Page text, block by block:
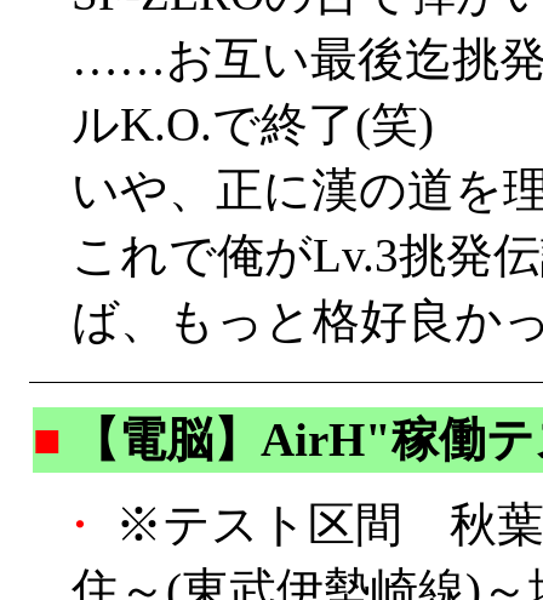
……お互い最後迄挑
ルK.O.で終了(笑)
いや、正に漢の道を
これで俺がLv.3挑発
ば、もっと格好良
■
【電脳】AirH"稼働
・
※テスト区間 秋葉
住～(東武伊勢崎線)